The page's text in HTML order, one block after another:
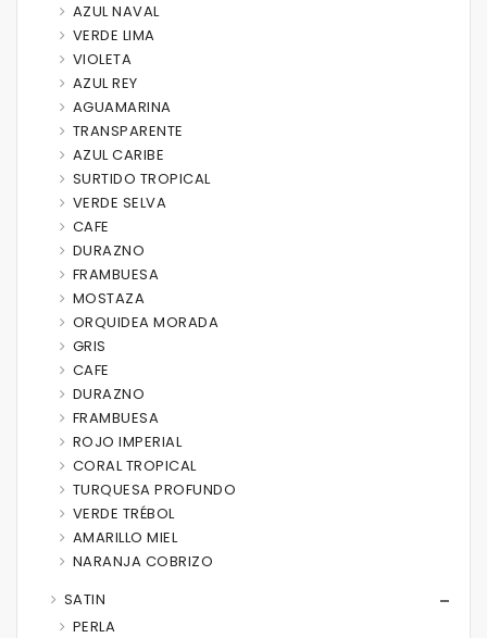
AZUL NAVAL
VERDE LIMA
VIOLETA
AZUL REY
AGUAMARINA
TRANSPARENTE
AZUL CARIBE
SURTIDO TROPICAL
VERDE SELVA
CAFE
DURAZNO
FRAMBUESA
MOSTAZA
ORQUIDEA MORADA
GRIS
CAFE
DURAZNO
FRAMBUESA
ROJO IMPERIAL
CORAL TROPICAL
TURQUESA PROFUNDO
VERDE TRÉBOL
AMARILLO MIEL
NARANJA COBRIZO
SATIN
PERLA